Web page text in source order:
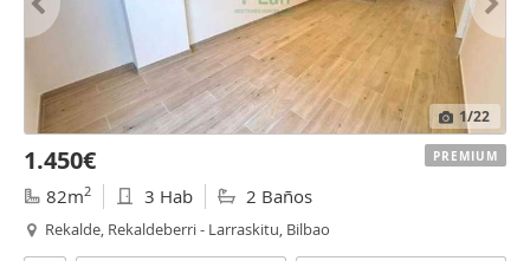
1/22
1.450€
82m2 3 Hab 2 Baños
Rekalde, Rekaldeberri - Larraskitu, Bilbao
PREMIUM